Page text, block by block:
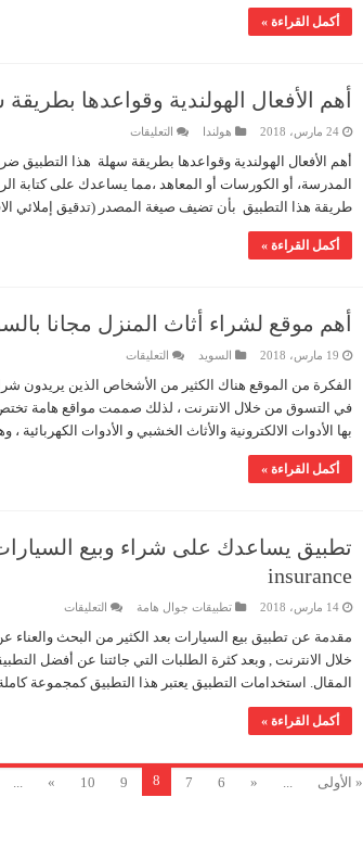
أكمل القراءة »
أهم الأفعال الهولندية وقواعدها
24 مارس، 2018 هولندا التعليقات
الأفعال
الهولندية
وقواعدها
بطريقة
سهلة
أهم الأفعال الهولندية وقواعدها بطريقة سهلة هذا التطبيق
المدرسة، أو الكورسات أو المعاهد ،مما يساعدك على كتابة
طريقة هذا التطبيق بأن تضيف صيغة المصدر (تدقيق إملائي
أكمل القراءة »
أهم موقع لشراء أثاث المنزل مجانا
19 مارس، 2018 السويد التعليقات
موقع
لشراء
أثاث
المنزل
مجانا
الفكرة من الموقع هناك الكثير من الأشخاص الذين يريدون
في التسوق من خلال الانترنت ، لذلك صممت مواقع هامة
بها الأدوات الالكترونية والأثاث الخشبي و الأدوات الكهربائية
أكمل القراءة »
insurance
14 مارس، 2018 تطبيقات جوال هامة التعليقات
يساعدك
على
شراء
السيارات
car
مغلقة
مقدمة عن تطبيق بيع السيارات بعد الكثير من البحث
خلال الانترنت , وبعد كثرة الطلبات التي جائتنا عن أفضل
المقال. استخدامات التطبيق يعتبر هذا التطبيق كمجموعة
أكمل القراءة »
« الأولى ...
«
6
7
8
9
10
»
...